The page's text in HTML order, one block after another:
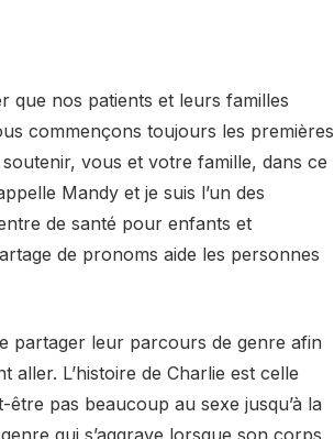
que nos patients et leurs familles
commençons toujours les premières
vous et votre famille, dans ce
Mandy et je suis l’un des
de santé pour enfants et
de pronoms aide les personnes
partager leur parcours de genre afin
aller. L’histoire de Charlie est celle
pas beaucoup au sexe jusqu’à la